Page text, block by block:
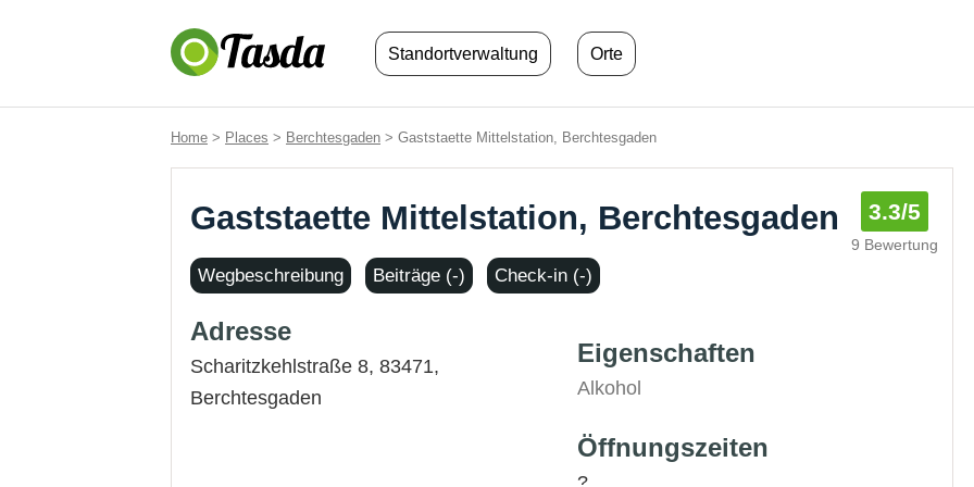
Standortverwaltung Orte
Home > Places > Berchtesgaden > Gaststaette Mittelstation, Berchtesgaden
Gaststaette Mittelstation, Berchtesgaden 3.3/5
9 Bewertung
Wegbeschreibung Beiträge (-) Check-in (-)
Adresse
Scharitzkehlstraße 8, 83471,
Berchtesgaden
Eigenschaften
Alkohol
Öffnungszeiten
?